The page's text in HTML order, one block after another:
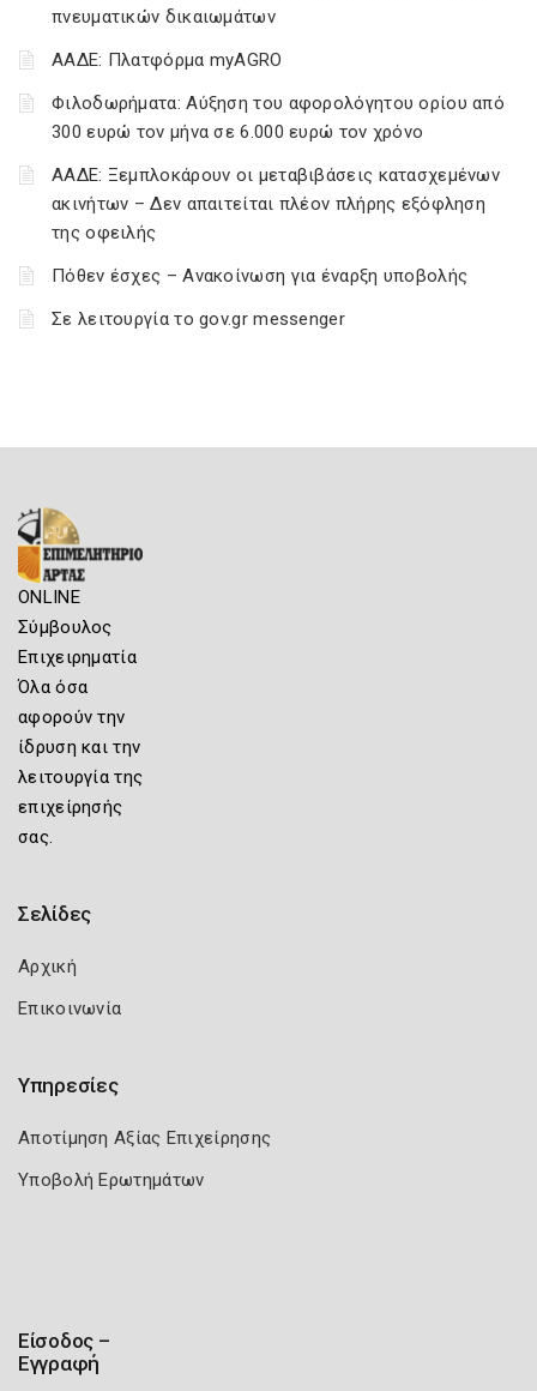
πνευματικών δικαιωμάτων
ΑΑΔΕ: Πλατφόρμα myAGRO
Φιλοδωρήματα: Αύξηση του αφορολόγητου ορίου από
300 ευρώ τον μήνα σε 6.000 ευρώ τον χρόνο
ΑΑΔΕ: Ξεμπλοκάρουν οι μεταβιβάσεις κατασχεμένων
ακινήτων – Δεν απαιτείται πλέον πλήρης εξόφληση
της οφειλής
Πόθεν έσχες – Ανακοίνωση για έναρξη υποβολής
Σε λειτουργία το gov.gr messenger
ONLINE
Σύμβουλος
Επιχειρηματία
Όλα όσα
αφορούν την
ίδρυση και την
λειτουργία της
επιχείρησής
σας.
Σελίδες
Αρχική
Επικοινωνία
Υπηρεσίες
Αποτίμηση Αξίας Επιχείρησης
Υποβολή Ερωτημάτων
Είσοδος –
Εγγραφή